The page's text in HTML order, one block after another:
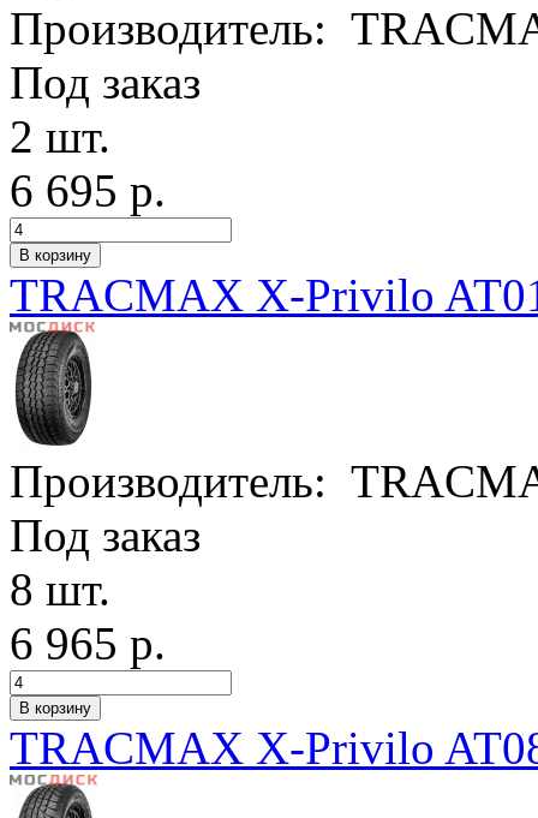
Производитель:
Под заказ
2 шт.
6 695 р.
TRACMAX X-Privilo
Производитель:
Под заказ
8 шт.
6 965 р.
TRACMAX X-Privilo